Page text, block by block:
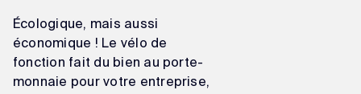
Écologique, mais aussi
économique ! Le vélo de
fonction fait du bien au porte-
monnaie pour votre entreprise,